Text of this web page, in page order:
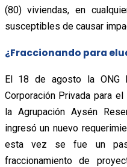
(80) viviendas, en
susceptibles de causar
¿Fraccionando para
El 18 de agosto la ONG
Corporación Privada para
la Agrupación Aysén
ingresó un nuevo
esta vez se fue un
fraccionamiento de